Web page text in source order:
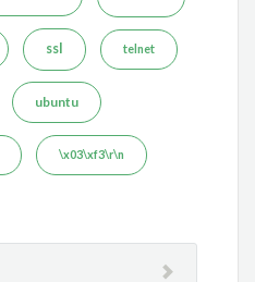
ssl telnet
ubuntu
\x03\xf3\r\n